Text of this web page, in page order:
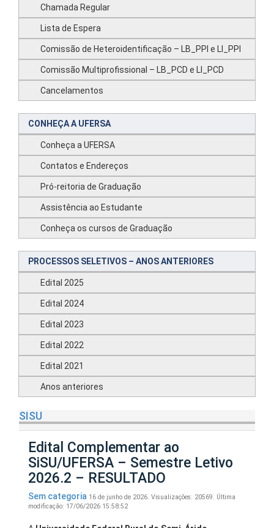
Chamada Regular
Lista de Espera
Comissão de Heteroidentificação – LB_PPI e LI_PPI
Comissão Multiprofissional – LB_PCD e LI_PCD
Cancelamentos
CONHEÇA A UFERSA
Conheça a UFERSA
Contatos e Endereços
Pró-reitoria de Graduação
Assistência ao Estudante
Conheça os cursos de Graduação
PROCESSOS SELETIVOS – ANOS ANTERIORES
Edital 2025
Edital 2024
Edital 2023
Edital 2022
Edital 2021
Anos anteriores
SISU
Edital Complementar ao
SiSU/UFERSA – Semestre Letivo
2026.2 – RESULTADO
Sem categoria 16 de junho de 2026. Visualizações: 20569. Última
modificação: 17/06/2026 15:58:52